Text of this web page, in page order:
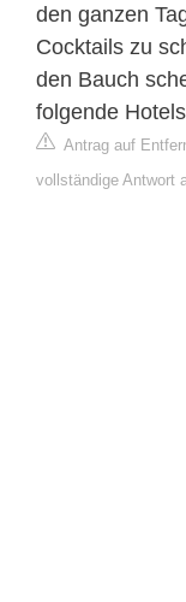
den ganzen
Cocktails zu
den Bauch
folgende
Antrag auf
vollständige Antwort